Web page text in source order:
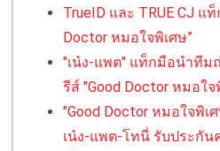
TrueID และ TRUE CJ แ
Doctor หมอใจพิเศษ”
"เน๋ง-แพต" แท็กมือนำที
รีส์ "Good Doctor หมอใจ
"Good Doctor หมอใจพิ
เน๋ง-แพต-โทนี่ รับประกัน